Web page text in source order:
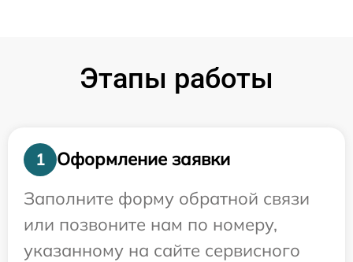
Этапы работы
1
Оформление заявки
Заполните форму обратной связи
или позвоните нам по номеру,
указанному на сайте сервисного